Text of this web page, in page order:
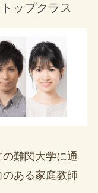
ップクラス
難関大学に通
ある家庭教師